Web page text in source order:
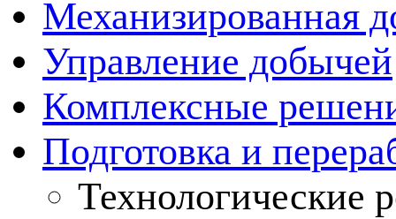
Механизированная
Управление добычей
Комплексные
Подготовка и
Технологические